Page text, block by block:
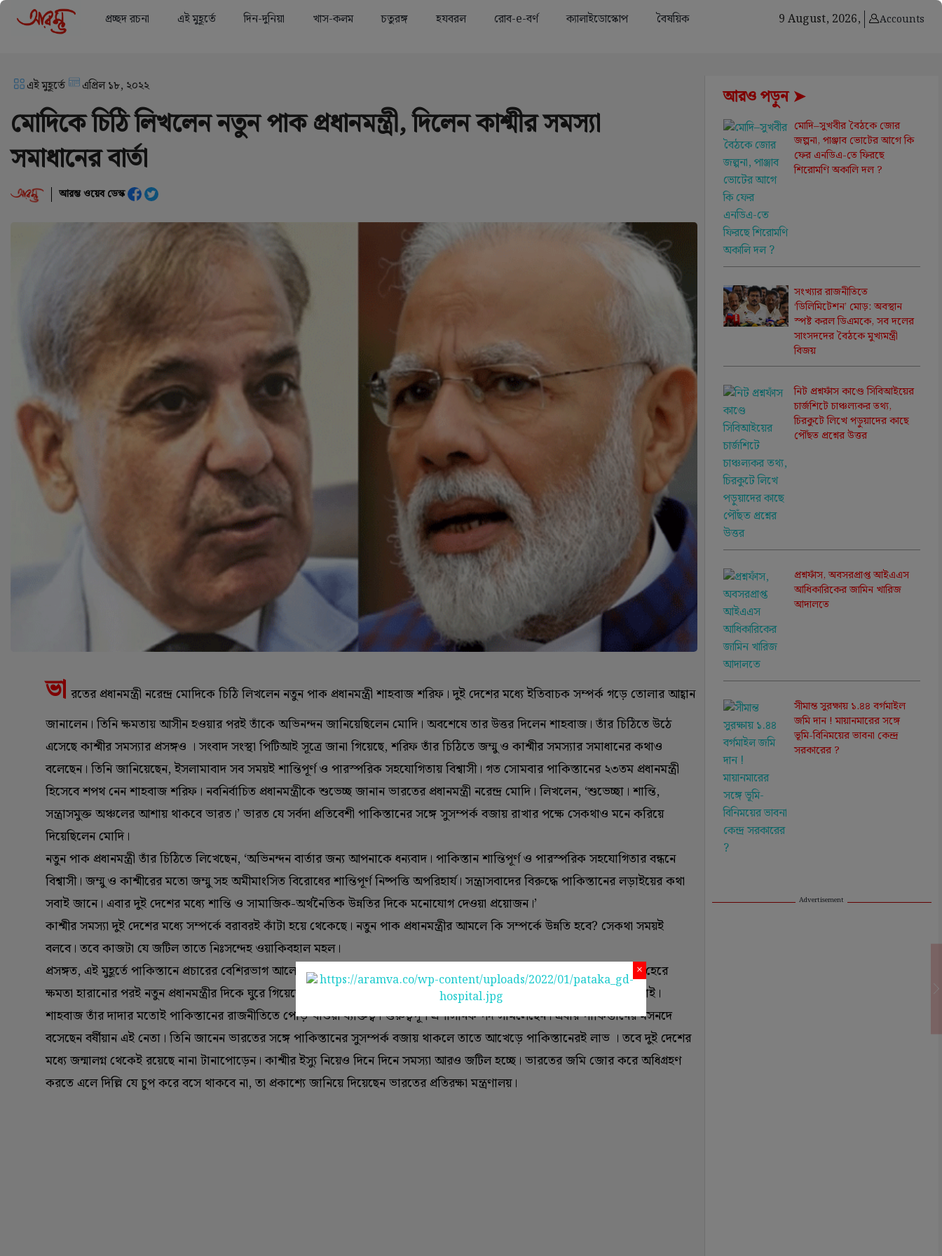
প্রচ্ছদ রচনা এই মুহূর্তে দিন-দুনিয়া খাস-কলম চতুরঙ্গ হযবরল রোব-e-বর্ণ ক্যালাইডোস্কোপ বৈষয়িক 9 August, 2026, Accounts
এই মুহূর্তে এপ্রিল ১৮, ২০২২
মোদিকে চিঠি লিখলেন নতুন পাক প্রধানমন্ত্রী, দিলেন কাশ্মীর সমস্যা
সমাধানের বার্তা
আরম্ভ ওয়েব ডেস্ক
ভা রতের প্রধানমন্ত্রী নরেন্দ্র মোদিকে চিঠি লিখলেন নতুন পাক প্রধানমন্ত্রী শাহবাজ শরিফ। দুই দেশের মধ্যে ইতিবাচক সম্পর্ক গড়ে তোলার আহ্বান
জানালেন। তিনি ক্ষমতায় আসীন হওয়ার পরই তাঁকে অভিনন্দন জানিয়েছিলেন মোদি। অবশেষে তার উত্তর দিলেন শাহবাজ। তাঁর চিঠিতে উঠে
এসেছে কাশ্মীর সমস্যার প্রসঙ্গও । সংবাদ সংস্থা পিটিআই সূত্রে জানা গিয়েছে, শরিফ তাঁর চিঠিতে জম্মু ও কাশ্মীর সমস্যার সমাধানের কথাও
বলেছেন। তিনি জানিয়েছেন, ইসলামাবাদ সব সময়ই শান্তিপূর্ণ ও পারস্পরিক সহযোগিতায় বিশ্বাসী। গত সোমবার পাকিস্তানের ২৩তম প্রধানমন্ত্রী
হিসেবে শপথ নেন শাহবাজ শরিফ। নবনির্বাচিত প্রধানমন্ত্রীকে শুভেচ্ছ জানান ভারতের প্রধানমন্ত্রী নরেন্দ্র মোদি। লিখলেন, ‘শুভেচ্ছা। শান্তি,
সন্ত্রাসমুক্ত অঞ্চলের আশায় থাকবে ভারত।’ ভারত যে সর্বদা প্রতিবেশী পাকিস্তানের সঙ্গে সুসম্পর্ক বজায় রাখার পক্ষে সেকথাও মনে করিয়ে
দিয়েছিলেন মোদি।
নতুন পাক প্রধানমন্ত্রী তাঁর চিঠিতে লিখেছেন, ‘অভিনন্দন বার্তার জন্য আপনাকে ধন্যবাদ। পাকিস্তান শান্তিপূর্ণ ও পারস্পরিক সহযোগিতার বন্ধনে
বিশ্বাসী। জম্মু ও কাশ্মীরের মতো জম্মু সহ অমীমাংসিত বিরোধের শান্তিপূর্ণ নিষ্পত্তি অপরিহার্য। সন্ত্রাসবাদের বিরুদ্ধে পাকিস্তানের লড়াইয়ের কথা
সবাই জানে। এবার দুই দেশের মধ্যে শান্তি ও সামাজিক-অর্থনৈতিক উন্নতির দিকে মনোযোগ দেওয়া প্রয়োজন।’
কাশ্মীর সমস্যা দুই দেশের মধ্যে সম্পর্কে বরাবরই কাঁটা হয়ে থেকেছে। নতুন পাক প্রধানমন্ত্রীর আমলে কি সম্পর্কে উন্নতি হবে? সেকথা সময়ই
বলবে। তবে কাজটা যে জটিল তাতে নিঃসন্দেহ ওয়াকিবহাল মহল।
প্রসঙ্গত, এই মুহূর্তে পাকিস্তানে প্রচারের বেশিরভাগ আলো কেড়ে নিচ্ছেন শাহবাজ শরিফ। মধ্যরাতে ক্ষমতাচ্যুত ইমরান খান আস্থাভোটে হেরে
ক্ষমতা হারানোর পরই নতুন প্রধানমন্ত্রীর দিকে ঘুরে গিয়েছে যাবতীয় প্রচারের আলো। সম্পর্কে তিনি প্রাক্তন প্রধানমন্ত্রী নওয়াজ শরিফের ভাই।
শাহবাজ তাঁর দাদার মতোই পাকিস্তানের রাজনীতিতে পোড় খাওয়া ব্যক্তিত্ব। গুরুত্বপূর্ণ প্রশাসনিক পদ সামলেছেন। এবার পাকিস্তানের মসনদে
বসেছেন বর্ষীয়ান এই নেতা। তিনি জানেন ভারতের সঙ্গে পাকিস্তানের সুসম্পর্ক বজায় থাকলে তাতে আখেড়ে পাকিস্তানেরই লাভ । তবে দুই দেশের
মধ্যে জন্মালগ্ন থেকেই রয়েছে নানা টানাপোড়েন। কাশ্মীর ইস্যু নিয়েও দিনে দিনে সমস্যা আরও জটিল হচ্ছে। ভারতের জমি জোর করে অধিগ্রহণ
করতে এলে দিল্লি যে চুপ করে বসে থাকবে না, তা প্রকাশ্যে জানিয়ে দিয়েছেন ভারতের প্রতিরক্ষা মন্ত্রণালয়।
আরও পড়ুন ➤
মোদি–সুখবীর বৈঠকে জোর
জল্পনা, পাঞ্জাব ভোটের আগে কি
ফের এনডিএ-তে ফিরছে
শিরোমণি অকালি দল ?
সংখ্যার রাজনীতিতে
‘ডিলিমিটেশন’ মোড়: অবস্থান
স্পষ্ট করল ডিএমকে, সব দলের
সাংসদদের বৈঠকে মুখ্যমন্ত্রী
বিজয়
নিট প্রশ্নফাঁস কাণ্ডে সিবিআইয়ের
চার্জশিটে চাঞ্চল্যকর তথ্য,
চিরকুটে লিখে পড়ুয়াদের কাছে
পৌঁছত প্রশ্নের উত্তর
প্রশ্নফাঁস, অবসরপ্রাপ্ত আইএএস
আধিকারিকের জামিন খারিজ
আদালতে
সীমান্ত সুরক্ষায় ১.৪৪ বর্গমাইল
জমি দান ! মায়ানমারের সঙ্গে
ভূমি-বিনিময়ের ভাবনা কেন্দ্র
সরকারের ?
Advertisement
×